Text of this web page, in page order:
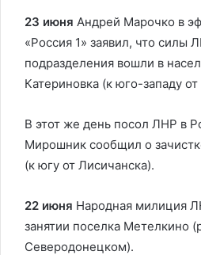
23 июня Андрей Марочко в
«Россия 1» заявил, что силы
подразделения вошли в
Катериновка (к юго-западу
В этот же день посол ЛНР в
Мирошник сообщил о
(к югу от Лисичанска).
22 июня Народная милиция
занятии поселка Метелкино
Северодонецком).